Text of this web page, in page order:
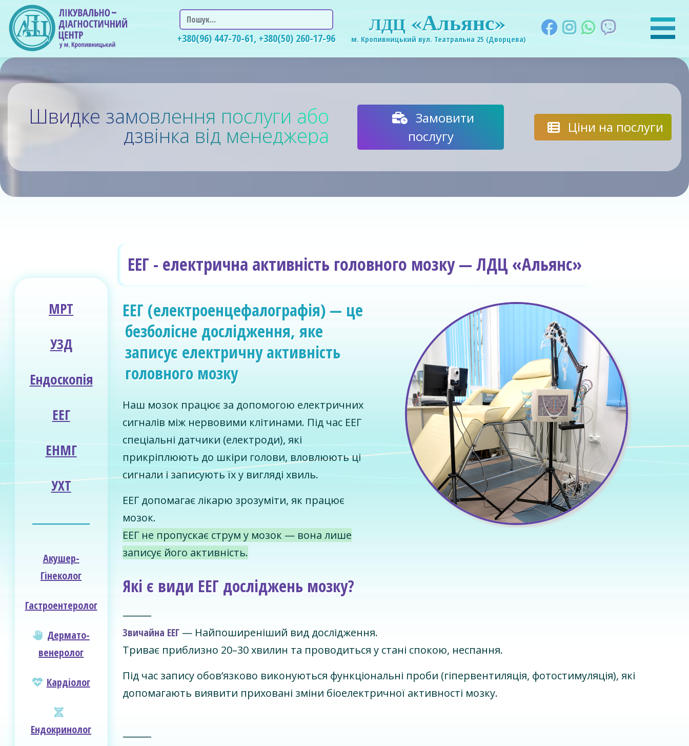
Пошук
+380(96) 447-70-61, +380(50) 260-17-96
ЛДЦ «Альянс»
м. Кропивницький вул. Театральна 25 (Дворцева)
Швидке замовлення послуги або
дзвінка від менеджера
Замовити
послугу
Ціни на послуги
МРТ
УЗД
Ендоскопія
ЕЕГ
ЕНМГ
УХТ
Акушер-
Гінеколог
Гастроентеролог
Дермато­
венеролог
Кардіолог
Ендокринолог
ЕЕГ - електрична активність головного мозку — ЛДЦ «Альянс»
ЕЕГ (електро­­енцефалографія) — це
безболісне дослідження, яке
записує електричну активність
головного мозку
Наш мозок працює за допомогою електричних
сигналів між нервовими клітинами. Під час ЕЕГ
спеціальні датчики (електроди), які
прикріплюють до шкіри голови, вловлюють ці
сигнали і записують їх у вигляді хвиль.
ЕЕГ допомагає лікарю зрозуміти, як працює
мозок.
ЕЕГ не пропускає струм у мозок — вона лише
записує його активність.
Які є види ЕЕГ досліджень мозку?
⸻
Звичайна ЕЕГ — Найпоширеніший вид дослідження.
Триває приблизно 20–30 хвилин та проводиться у стані спокою, неспання.
Під час запису обов’язково виконуються функціональні проби (гіпервентиляція, фотостимуляція), які
допомагають виявити приховані зміни біоелектричної активності мозку.
⸻